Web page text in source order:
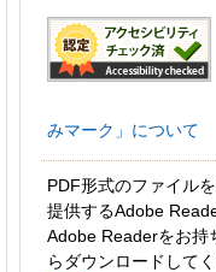
みマーク」について
PDF形式のファイル
提供するAdobe
Adobe Readerをお持
らダウンロードしてく